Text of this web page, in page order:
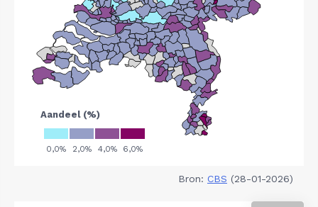
Bron: CBS (28-01-2026)